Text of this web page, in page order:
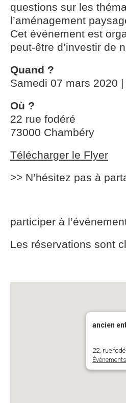
questions sur les
l’aménagement
Cet événement est
peut-être d’investir de
Quand ?
Samedi 07 mars 2020 |
Où ?
22 rue fodéré
73000 Chambéry
Télécharger le Flyer
>> N’hésitez pas à
participer à
Les réservations sont
ancien
22, rue
Événements